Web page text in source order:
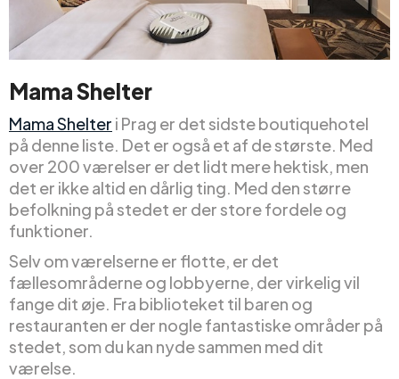
Mama Shelter
Mama Shelter i Prag er det sidste boutiquehotel
på denne liste. Det er også et af de største. Med
over 200 værelser er det lidt mere hektisk, men
det er ikke altid en dårlig ting. Med den større
befolkning på stedet er der store fordele og
funktioner.
Selv om værelserne er flotte, er det
fællesområderne og lobbyerne, der virkelig vil
fange dit øje. Fra biblioteket til baren og
restauranten er der nogle fantastiske områder på
stedet, som du kan nyde sammen med dit
værelse.